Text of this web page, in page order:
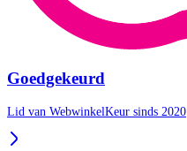
Goedgekeurd
Lid van WebwinkelKeur sinds 2020